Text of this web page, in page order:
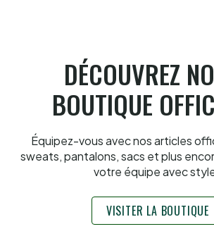
DÉCOUVREZ
BOUTIQUE
Équipez-vous avec nos articles
sweats, pantalons, sacs et plus
votre équipe avec
VISITER LA BOUTIQUE